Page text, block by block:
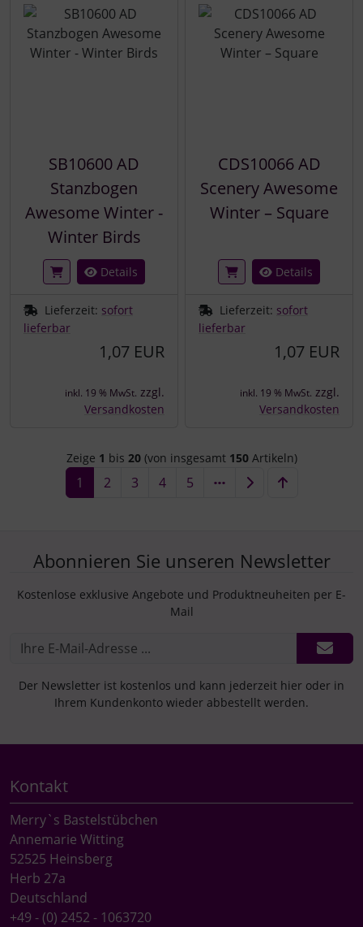
SB10600 AD
Stanzbogen
Awesome Winter -
Winter Birds
Details
Lieferzeit: sofort
lieferbar
1,07 EUR
inkl. 19 % MwSt. zzgl.
Versandkosten
CDS10066 AD
Scenery Awesome
Winter – Square
Details
Lieferzeit: sofort
lieferbar
1,07 EUR
inkl. 19 % MwSt. zzgl.
Versandkosten
Zeige 1 bis 20(von insgesamt 150Artikeln)
1 2 3 4 5
Abonnieren Sie unseren Newsletter
Kostenlose exklusive Angebote und Produktneuheiten per E-
Mail
Der Newsletter ist kostenlos und kann jederzeit hier oder in
Ihrem Kundenkonto wieder abbestellt werden.
Kontakt
Merry`s Bastelstübchen
Annemarie Witting
52525 Heinsberg
Herb 27a
Deutschland
+49 - (0) 2452 - 1063720